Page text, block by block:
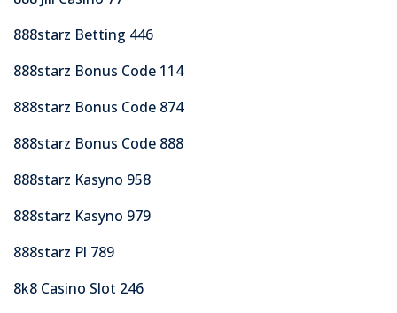
888starz Betting 446
888starz Bonus Code 114
888starz Bonus Code 874
888starz Bonus Code 888
888starz Kasyno 958
888starz Kasyno 979
888starz Pl 789
8k8 Casino Slot 246